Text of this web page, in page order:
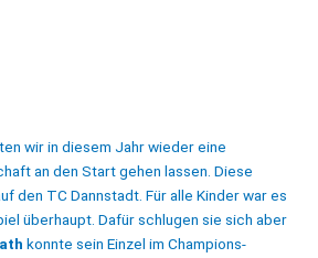
wir in diesem Jahr wieder eine
an den Start gehen lassen. Diese
den TC Dannstadt. Für alle Kinder war es
überhaupt. Dafür schlugen sie sich aber
konnte sein Einzel im Champions-